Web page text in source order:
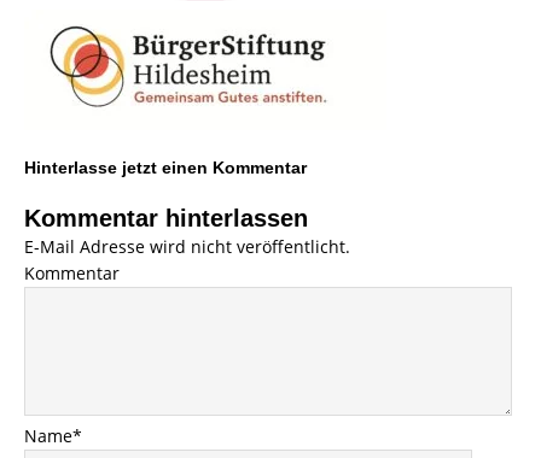
Hinterlasse jetzt einen Kommentar
Kommentar hinterlassen
E-Mail Adresse wird nicht veröffentlicht.
Kommentar
Name*